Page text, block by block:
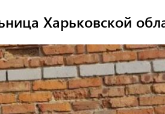
Харьковской